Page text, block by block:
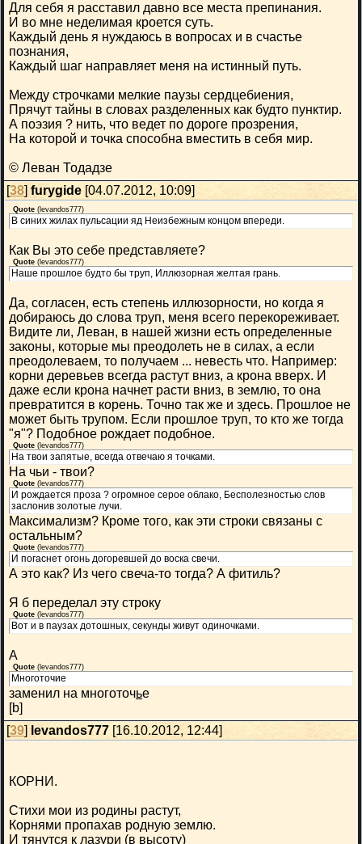
Для себя я расставил давно все места препинания.
И во мне неделимая кроется суть.
Каждый день я нуждаюсь в вопросах и в счастье
познания,
Каждый шаг направляет меня на истинный путь.
Между строчками мелкие паузы сердцебиения,
Прячут тайны в словах разделенных как будто пунктир.
А поэзия ? нить, что ведет по дороге прозрения,
На которой и точка способна вместить в себя мир.
© Леван Тодадзе
[38]furygide [04.07.2012, 10:09]
Quote ( levandos777)
В синих жилах пульсации яд Неизбежным концом впереди.
Как Вы это себе представляете?
Quote ( levandos777)
Наше прошлое будто бы труп, Иллюзорная желтая грань.
Да, согласен, есть степень иллюзорности, но когда я
добираюсь до слова труп, меня всего перекореживает.
Видите ли, Леван, в нашей жизни есть определенные
законы, которые мы преодолеть не в силах, а если
преодолеваем, то получаем ... невесть что. Например:
корни деревьев всегда растут вниз, а крона вверх. И
даже если крона начнет расти вниз, в землю, то она
превратится в корень. Точно так же и здесь. Прошлое не
может быть трупом. Если прошлое труп, то кто же тогда
"я"? Подобное рождает подобное.
Quote ( levandos777)
На твои запятые, всегда отвечаю я точками.
На чьи - твои?
Quote ( levandos777)
И рождается проза ? огромное серое облако, Бесполезностью слов
заслонив золотые лучи.
Максимализм? Кроме того, как эти строки связаны с
остальным?
Quote ( levandos777)
И погаснет огонь догоревшей до воска свечи.
А это как? Из чего свеча-то тогда? А фитиль?
Я б переделал эту строку
Quote ( levandos777)
Вот и в паузах дотошных, секунды живут одиночками.
А
Quote ( levandos777)
Многоточие
заменил на многоточье
[b]
[39] levandos777 [16.10.2012, 12:44]
КОРНИ.
Стихи мои из родины растут,
Корнями пропахав родную землю.
И тянутся к лазури (в высоту)